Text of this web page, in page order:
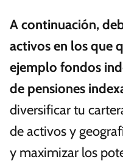
A continuación,
activos en los que
ejemplo fondos
de pensiones
diversificar tu
de activos y
y maximizar los